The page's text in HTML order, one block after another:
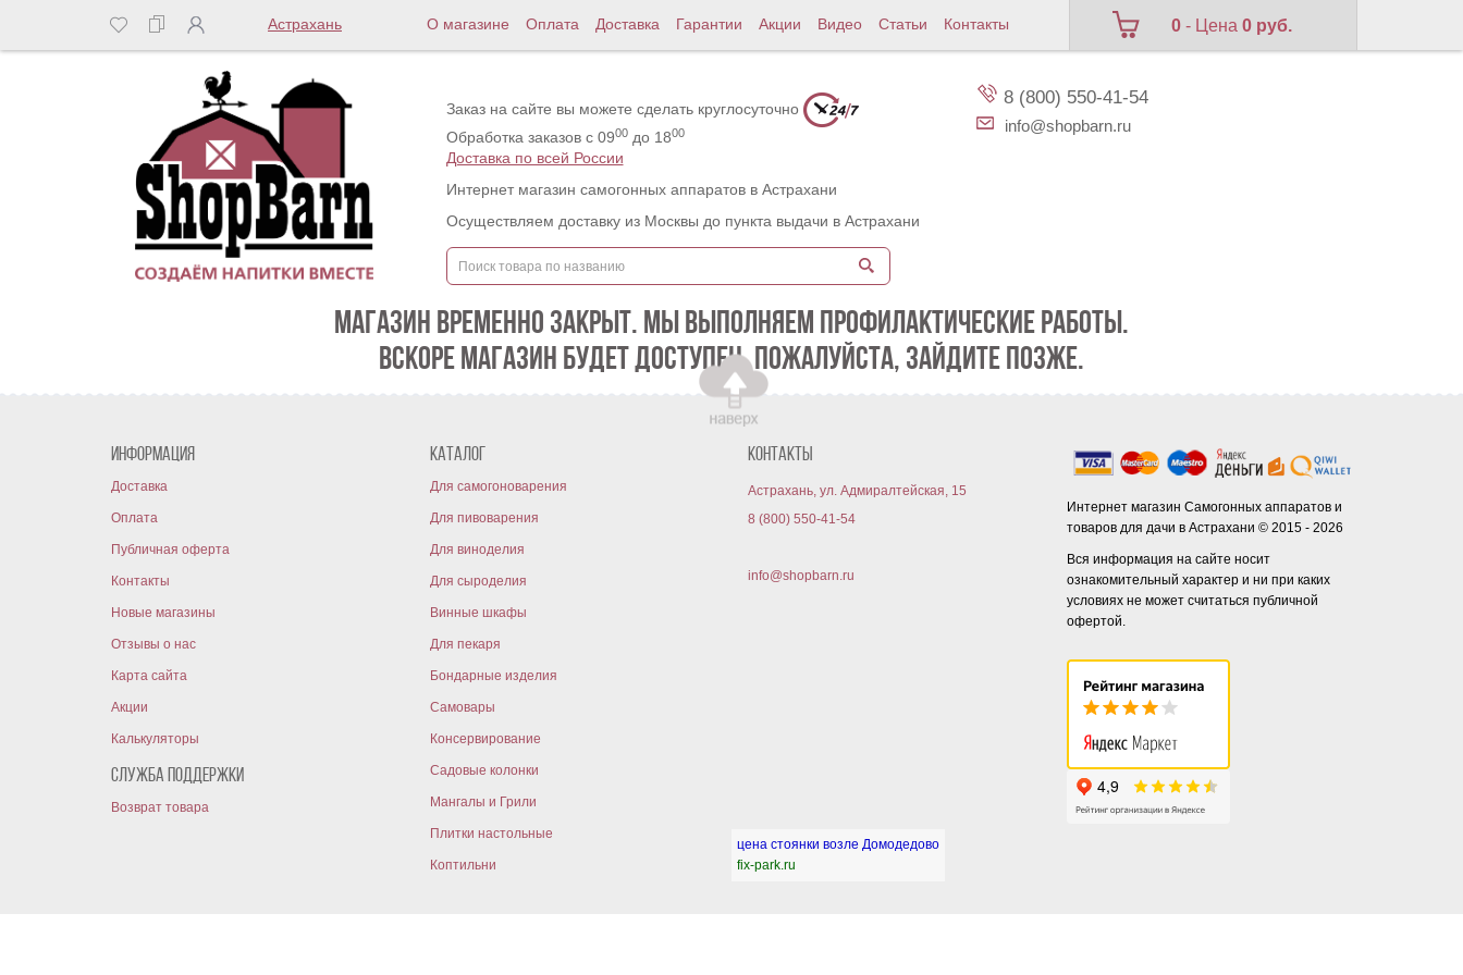
Астрахань О магазине Оплата Доставка Гарантии Акции Видео Статьи Контакты 0 - Цена0 руб.
Заказ на сайте вы можете сделать круглосуточно
Обработка заказов с 0900до 1800
Доставка по всей России
Интернет магазин самогонных аппаратов в Астрахани
Осуществляем доставку из Москвы до пункта выдачи в Астрахани
8 (800) 550-41-54
info@shopbarn.ru
МАГАЗИН ВРЕМЕННО ЗАКРЫТ. МЫ ВЫПОЛНЯЕМ ПРОФИЛАКТИЧЕСКИЕ РАБОТЫ.
ВСКОРЕ МАГАЗИН БУДЕТ ДОСТУПЕН. ПОЖАЛУЙСТА, ЗАЙДИТЕ ПОЗЖЕ.
Информация
Доставка
Оплата
Публичная оферта
Контакты
Новые магазины
Отзывы о нас
Карта сайта
Акции
Калькуляторы
Служба поддержки
Возврат товара
Каталог
Для самогоноварения
Для пивоварения
Для виноделия
Для сыроделия
Винные шкафы
Для пекаря
Бондарные изделия
Самовары
Консервирование
Садовые колонки
Мангалы и Грили
Плитки настольные
Коптильни
Контакты
Астрахань, ул. Адмиралтейская, 15
8 (800) 550-41-54
info@shopbarn.ru
Интернет магазин Самогонных аппаратов и
товаров для дачи в Астрахани © 2015 - 2026
Вся информация на сайте носит
ознакомительный характер и ни при каких
условиях не может считаться публичной
офертой.
цена стоянки возле Домодедово
fix-park.ru